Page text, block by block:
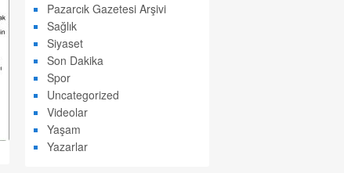
Pazarcık Gazetesi Arşivi
Sağlık
Siyaset
Son Dakika
Spor
Uncategorized
Videolar
Yaşam
Yazarlar